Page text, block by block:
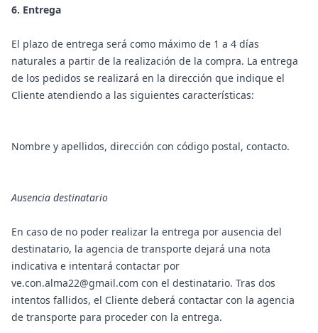
6. Entrega
El plazo de entrega será como máximo de 1 a 4 días
naturales a partir de la realización de la compra. La entrega
de los pedidos se realizará en la dirección que indique el
Cliente atendiendo a las siguientes características:
Nombre y apellidos, dirección con código postal, contacto.
Ausencia destinatario
En caso de no poder realizar la entrega por ausencia del
destinatario, la agencia de transporte dejará una nota
indicativa e intentará contactar por
ve.con.alma22@gmail.com con el destinatario. Tras dos
intentos fallidos, el Cliente deberá contactar con la agencia
de transporte para proceder con la entrega.